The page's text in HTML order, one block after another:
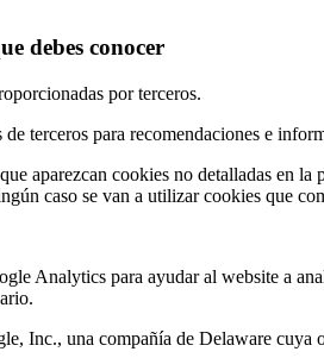
debes conocer
por terceros.
terceros para recomendaciones e
aparezcan cookies no detalladas en
caso se van a utilizar cookies que
Analytics para ayudar al website a
Inc., una compañía de Delaware